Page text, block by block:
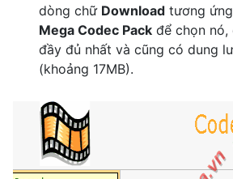
dòng chữ Download tương
Mega Codec Pack để chọn
đầy đủ nhất và cũng có dung
(khoảng 17MB).